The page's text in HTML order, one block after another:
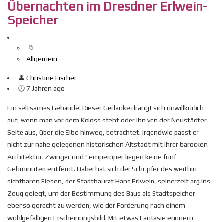
Übernachten im Dresdner Erlwein-
Speicher
Allgemein
Christine Fischer
7 Jahren ago
Ein seltsames Gebäude! Dieser Gedanke drängt sich unwillkürlich
auf, wenn man vor dem Koloss steht oder ihn von der Neustädter
Seite aus, über die Elbe hinweg, betrachtet. Irgendwie passt er
nicht zur nahe gelegenen historischen Altstadt mit ihrer barocken
Architektur. Zwinger und Semperoper liegen keine fünf
Gehminuten entfernt. Dabei hat sich der Schöpfer des weithin
sichtbaren Riesen, der Stadtbaurat Hans Erlwein, seinerzeit arg ins
Zeug gelegt, um der Bestimmung des Baus als Stadtspeicher
ebenso gerecht zu werden, wie der Forderung nach einem
wohlgefälligen Erscheinungsbild. Mit etwas Fantasie erinnern